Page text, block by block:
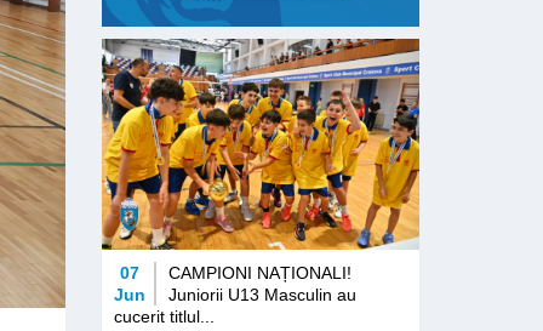
07
Jun
CAMPIONI NAȚIONALI!
Juniorii U13 Masculin au
cucerit titlul...